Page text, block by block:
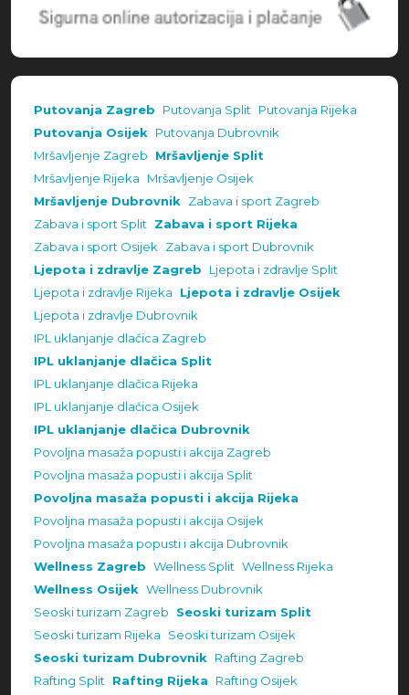
Putovanja Zagreb Putovanja Split Putovanja Rijeka
Putovanja Osijek Putovanja Dubrovnik
Mršavljenje Zagreb
Mršavljenje Split
Mršavljenje Rijeka
Mršavljenje Osijek
Mršavljenje Dubrovnik Zabava i sport Zagreb
Zabava i sport Split Zabava i sport Rijeka
Zabava i sport Osijek Zabava i sport Dubrovnik
Ljepota i zdravlje Zagreb
Ljepota i zdravlje Split
Ljepota i zdravlje Rijeka
Ljepota i zdravlje Osijek
Ljepota i zdravlje Dubrovnik
IPL uklanjanje dlačica Zagreb
IPL uklanjanje dlačica Split
IPL uklanjanje dlačica Rijeka
IPL uklanjanje dlačica Osijek
IPL uklanjanje dlačica Dubrovnik
Povoljna masaža popusti i akcija Zagreb
Povoljna masaža popusti i akcija Split
Povoljna masaža popusti i akcija Rijeka
Povoljna masaža popusti i akcija Osijek
Povoljna masaža popusti i akcija Dubrovnik
Wellness Zagreb Wellness Split Wellness Rijeka
Wellness Osijek Wellness Dubrovnik
Seoski turizam Zagreb
Seoski turizam Split
Seoski turizam Rijeka
Seoski turizam Osijek
Seoski turizam Dubrovnik Rafting Zagreb
Rafting Split Rafting Rijeka
Rafting Osijek